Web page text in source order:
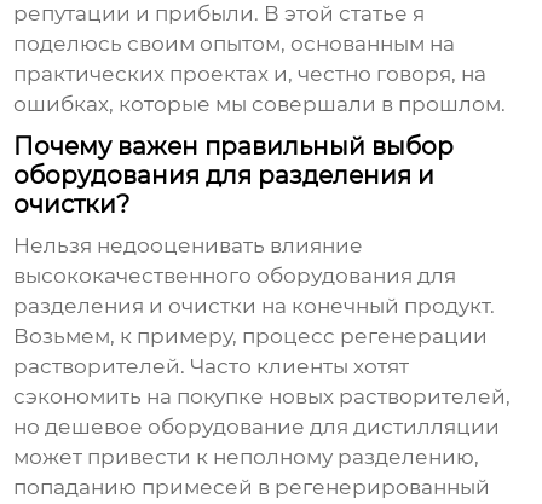
репутации и прибыли. В этой статье я
поделюсь своим опытом, основанным на
практических проектах и, честно говоря, на
ошибках, которые мы совершали в прошлом.
Почему важен правильный выбор
оборудования для разделения и
очистки?
Нельзя недооценивать влияние
высококачественного оборудования для
разделения и очистки на конечный продукт.
Возьмем, к примеру, процесс регенерации
растворителей. Часто клиенты хотят
сэкономить на покупке новых растворителей,
но дешевое оборудование для дистилляции
может привести к неполному разделению,
попаданию примесей в регенерированный